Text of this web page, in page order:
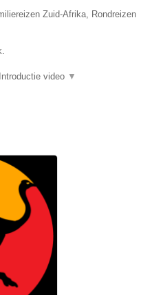
Zuid-Afrika, Rondreizen
Introductie video ▼